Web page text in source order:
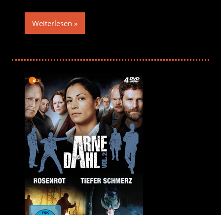
Weiterlesen